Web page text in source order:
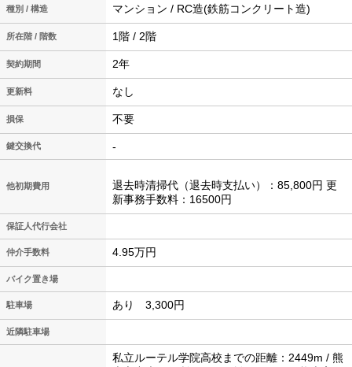
種別 / 構造 マンション / RC造(鉄筋コンクリート造)
所在階 / 階数 1階 / 2階
契約期間 2年
更新料 なし
損保 不要
鍵交換代 -
他初期費用
退去時清掃代（退去時支払い）：85,800円 更
新事務手数料：16500円
保証人代行会社
仲介手数料 4.95万円
バイク置き場
駐車場 あり 3,300円
近隣駐車場
私立ルーテル学院高校までの距離：2449m / 熊